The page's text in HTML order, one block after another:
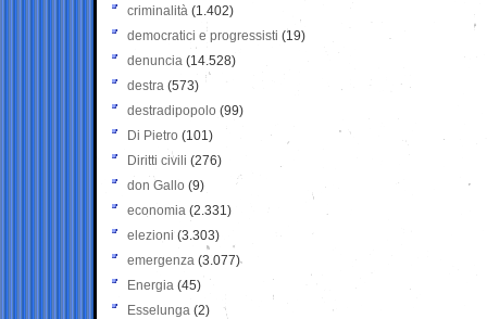
criminalità (1.402)
democratici e progressisti (19)
denuncia (14.528)
destra (573)
destradipopolo (99)
Di Pietro (101)
Diritti civili (276)
don Gallo (9)
economia (2.331)
elezioni (3.303)
emergenza (3.077)
Energia (45)
Esselunga (2)